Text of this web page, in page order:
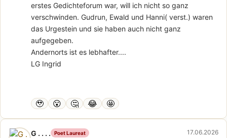
erstes Gedichteforum war, will ich nicht so ganz
verschwinden. Gudrun, Ewald und Hanni( verst.) waren
das Urgestein und sie haben auch nicht ganz
aufgegeben.
Andernorts ist es lebhafter....
LG Ingrid
🥹 😮 🤔 😂 🤩
G . . . . Poet Laureat 17.06.2026